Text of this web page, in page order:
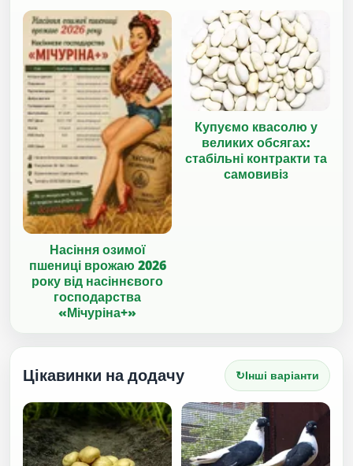
Насіння озимої
пшениці врожаю 2026
року від насіннєвого
господарства
«Мічуріна+»
Купуємо квасолю у
великих обсягах:
стабільні контракти та
самовивіз
Цікавинки на додачу ↻Інші варіанти